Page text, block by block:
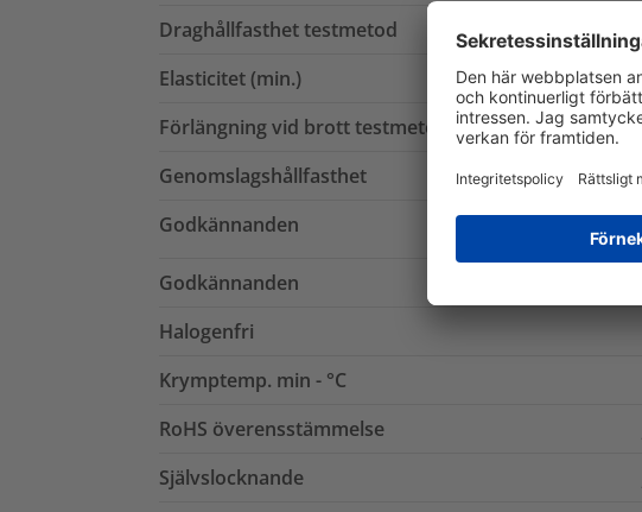
Draghållfasthet testmetod
Elasticitet (min.)
Förlängning vid brott testmetod
Genomslagshållfasthet
Godkännanden
Godkännanden
Halogenfri
Krymptemp. min - °C
RoHS överensstämmelse
Självslocknande